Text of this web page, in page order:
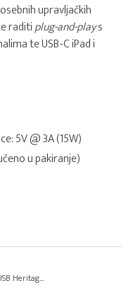
upravljačkih
raditiplug-and-plays
te USB-C iPad i
5V @ 3A (15W)
u pakiranje)
Heritag...